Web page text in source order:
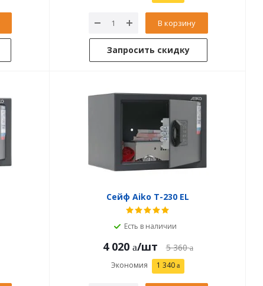
В корзину
Запросить скидку
Сейф Aiko T-230 EL
Есть в наличии
4 020 /шт 5 360
Экономия 1 340